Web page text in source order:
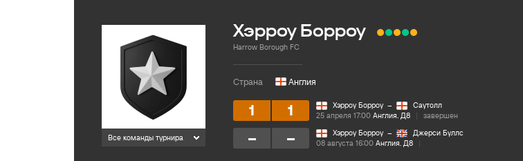
Все команды турнира
Хэрроу Борроу
Harrow Borough FC
Страна Англия
1 1 Хэрроу Борроу –
Саутолл
25 апреля 17:00 Англия. Д8 | завершен
– – Хэрроу Борроу –
Джерси Буллс
08 августа 16:00 Англия. Д8 |